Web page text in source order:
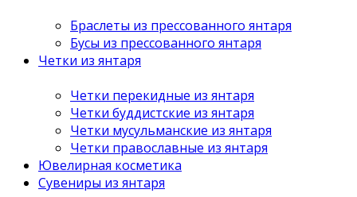
Браслеты из прессованного янтаря
Бусы из прессованного янтаря
Четки из янтаря
Четки перекидные из янтаря
Четки буддистские из янтаря
Четки мусульманские из янтаря
Четки православные из янтаря
Ювелирная косметика
Сувениры из янтаря